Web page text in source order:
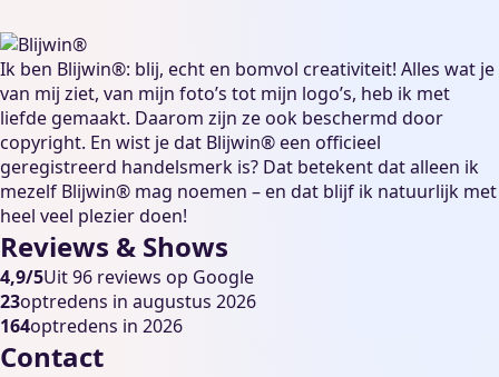
Ik ben Blijwin®: blij, echt en bomvol creativiteit! Alles wat je
van mij ziet, van mijn foto’s tot mijn logo’s, heb ik met
liefde gemaakt. Daarom zijn ze ook beschermd door
copyright. En wist je dat Blijwin® een officieel
geregistreerd handelsmerk is? Dat betekent dat alleen ik
mezelf Blijwin® mag noemen – en dat blijf ik natuurlijk met
heel veel plezier doen!
Reviews & Shows
4,9/5Uit 96 reviews op Google
23optredens in augustus 2026
164optredens in 2026
Contact